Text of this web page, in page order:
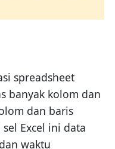
spreadsheet
banyak kolom dan
dan baris
Excel ini data
waktu